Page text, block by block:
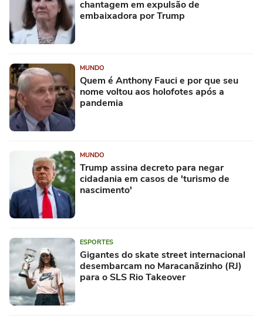
chantagem em expulsão de
embaixadora por Trump
MUNDO
Quem é Anthony Fauci e por que seu
nome voltou aos holofotes após a
pandemia
MUNDO
Trump assina decreto para negar
cidadania em casos de 'turismo de
nascimento'
ESPORTES
Gigantes do skate street internacional
desembarcam no Maracanãzinho (RJ)
para o SLS Rio Takeover